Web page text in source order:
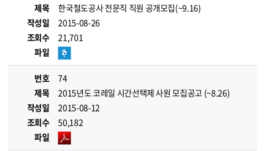
제목
한국철도공사 전문직 직원 공개모집(~9.16)
작성일
2015-08-26
조회수
21,701
파일
번호
74
제목
2015년도 코레일 시간선택제 사원 모집공고 (~8.26)
작성일
2015-08-12
조회수
50,182
파일